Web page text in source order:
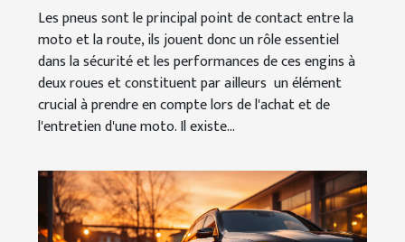
Les pneus sont le principal point de contact entre la
moto et la route, ils jouent donc un rôle essentiel
dans la sécurité et les performances de ces engins à
deux roues et constituent par ailleurs un élément
crucial à prendre en compte lors de l'achat et de
l'entretien d'une moto. Il existe...